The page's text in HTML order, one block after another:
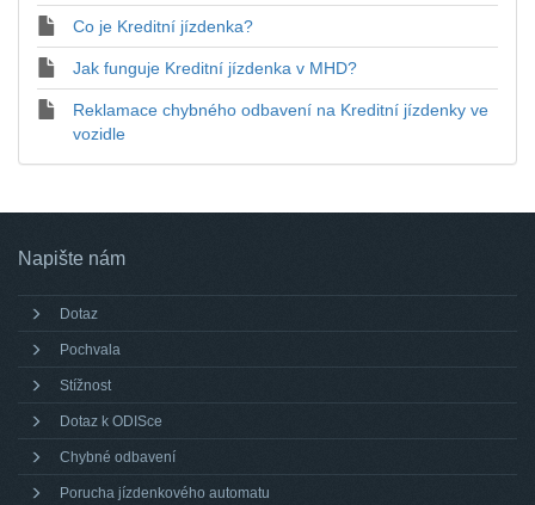
Co je Kreditní jízdenka?
Jak funguje Kreditní jízdenka v MHD?
Reklamace chybného odbavení na Kreditní jízdenky ve
vozidle
Napište nám
Dotaz
Pochvala
Stížnost
Dotaz k ODISce
Chybné odbavení
Porucha jízdenkového automatu